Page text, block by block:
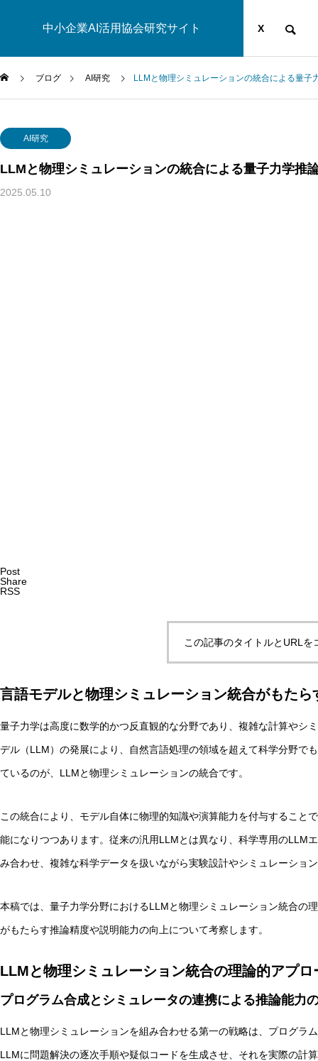
中小企業AI活用協会研究サイト
運営団体 YOUTUBE X
実験哲学とは？「直観の可塑性」研究からわかる哲学的判
量子デコヒーレンスとエナクティビズム――「意味の安定
ブログ AI研究 LLMと物理シミュレーションの統合による量子
AI研究
LLMと物理シミュレーションの統合による量子力学推
2025.05.10
Post
Share
RSS
この記事のタイトルとURLを
言語モデルと物理シミュレーション統合がもたら
量子力学は高度に数学的かつ反直観的な分野であり、複雑な計算やシ
デル（LLM）の発展により、自然言語処理の領域を超えて科学分野で
ているのが、LLMと物理シミュレーションの統合です。
この統合により、モデル自体に物理的知識や演算能力を付与すること
能になりつつあります。従来の汎用LLMとは異なり、科学専用のLLM
み合わせ、複雑な科学データを扱いながら実験設計やシミュレーショ
本稿では、量子力学分野におけるLLMと物理シミュレーション統合の
がもたらす推論精度や説明能力の向上について考察します。
LLMと物理シミュレーション統合の理論的アプロ
プログラム合成とシミュレータの連携による推論能力
LLMと物理シミュレーションを組み合わせる第一の戦略は、プログラ
LLMに問題解決の逐次手順や疑似コードを生成させ、それを実際の計